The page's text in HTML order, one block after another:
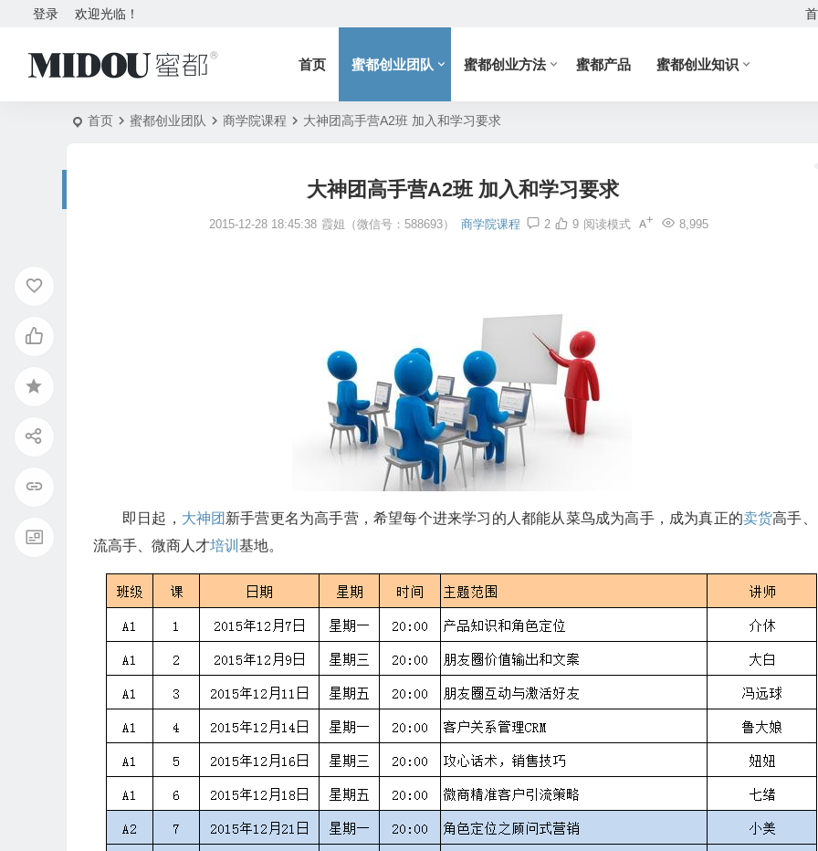
欢迎光临！
登录
首页 蜜都创业团队 蜜都创业方法 蜜都产品 蜜都创业知识
首页 蜜都创业团队 商学院课程 大神团高手营A2班 加入和学习要求
大神团高手营A2班 加入和学习要求
2015-12-28 18:45:38 霞姐（微信号：588693） 商学院课程 2 8,995
9 阅读模式
即日起， 大神团 新手营更名为高手营，希望每个进来学习的人都能从菜鸟成为高手，成为真正的卖货高手
流高手、微商人才培训 基地。